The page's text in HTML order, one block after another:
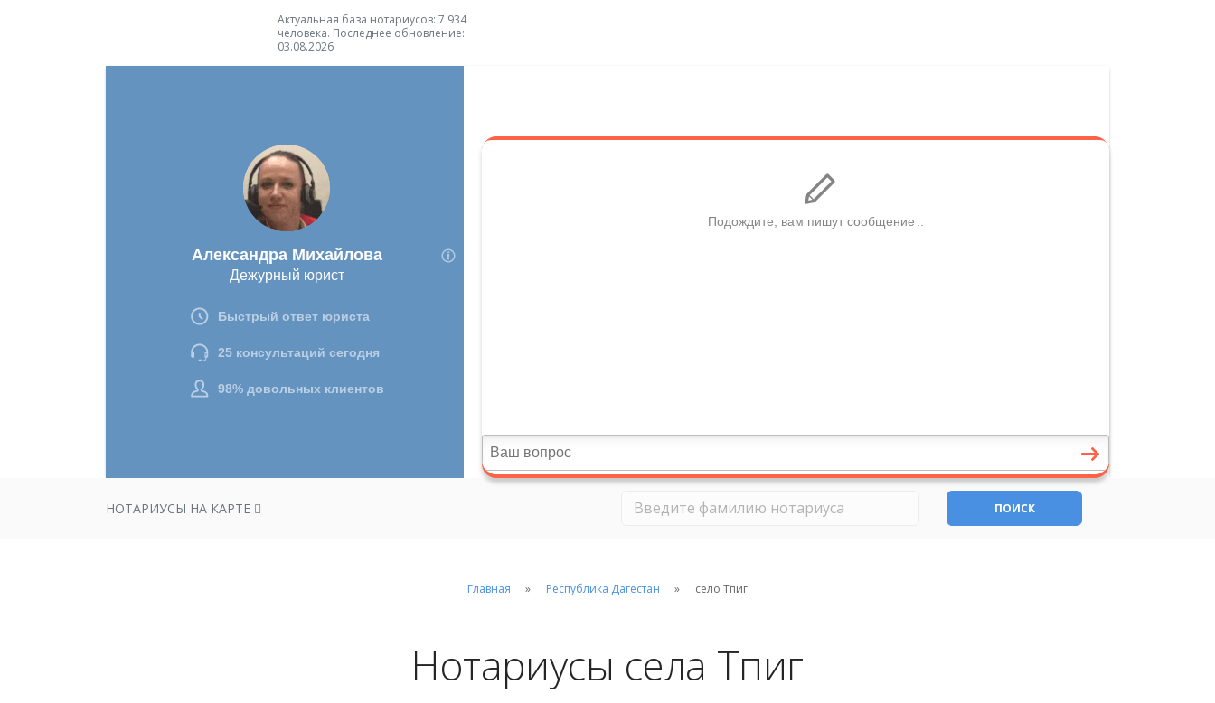
Актуальная база нотариусов: 7 934
человека. Последнее обновление:
03.08.2026
НОТАРИУСЫ НА КАРТЕ ПОИСК
Главная Республика Дагестан село Тпиг
Нотариусы села Тпиг